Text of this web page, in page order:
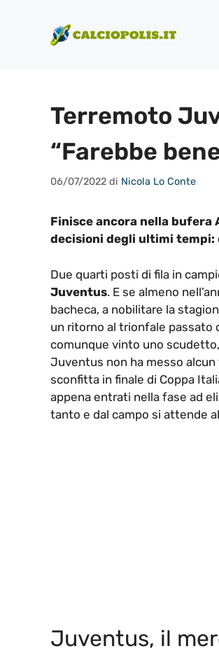
contenuto
Terremoto
“Farebbe
06/07/2022 di Nicola Lo Conte
Finisce ancora nella
decisioni degli ultimi tempi:
Due quarti posti di fila in
Juventus. E se almeno
bacheca, a nobilitare la
un ritorno al trionfale passato
comunque vinto uno
Juventus non ha messo
sconfitta in finale di Coppa
appena entrati nella fase ad
tanto e dal campo si attende
Juventus, il